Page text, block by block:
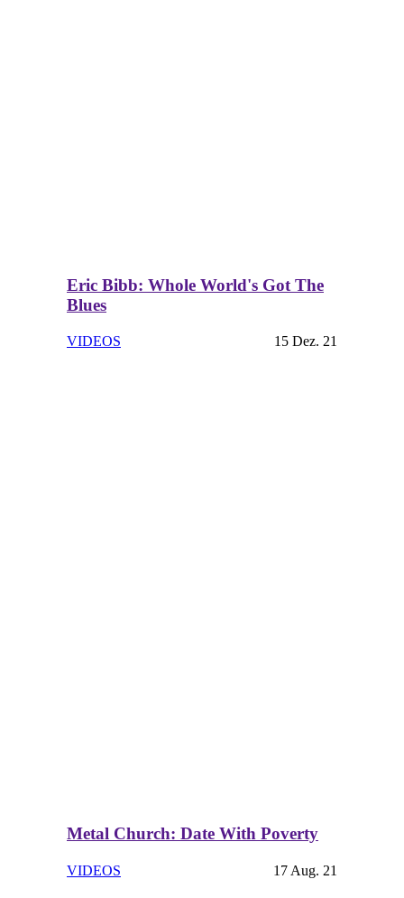
Eric Bibb: Whole World's Got The
Blues
VIDEOS 15 Dez. 21
Metal Church: Date With Poverty
VIDEOS 17 Aug. 21